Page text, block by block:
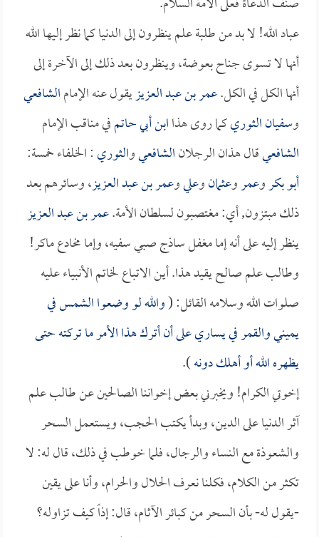
عباد الله! لا بد من طلبة علم ينظرون إلى الدنيا كما نظر إليها الله
أنها لا تسوى جناح بعوضة، وينظرون بعد ذلك إلى الآخرة إلى
أنها الكل في الكل.عمر بن عبد العزيزيقول عنه الإمامالشافعي
وسفيان الثوريكما روى هذاابن أبي حاتمفي مناقب الإمام
الشافعيقال هذان الرجلانالشافعيوالثوري: الخلفاء خمسة:
أبو بكروعمروعثمانوعليوعمر بن عبد العزيز، وسائرهم بعد
ذلك مبتزون, أي: مغتصبون لسلطان الأمة.عمر بن عبد العزيز
ينظر إليه على أنه إما مغفل ساذج صبي سفيه، وإما مخادع ماكر!
وطالب علم صالح يقيد هذا. أين الاتباع لخاتم الأنبياء عليه
صلوات الله وسلامه القائل: (والله لو وضعوا الشمس في
يميني والقمر في يساري على أن أترك هذا الأمر ما تركته حتى
يظهره الله أو أهلك دونه).
إخوتي الكرام! ويخبرني بعض إخواننا الصالحين عن طالب علم
آثر الدنيا على الدين، وبدأ يكتب الحجب، ويستعمل السحر
والشعوذة مع النساء والرجال، فلما خوطب في ذلك، قال له: لا
تكثر من الكلام، فكلنا نعرف الحلال والحرام، وأنا على يقين
-يقول له- بأن السحر من كبائر الآثام، قال: إذاً كيف تزاوله؟